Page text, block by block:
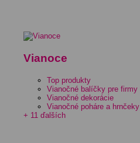
Vianoce
Top produkty
Vianočné balíčky pre firmy
Vianočné dekorácie
Vianočné poháre a hrnčeky
+ 11 ďalších